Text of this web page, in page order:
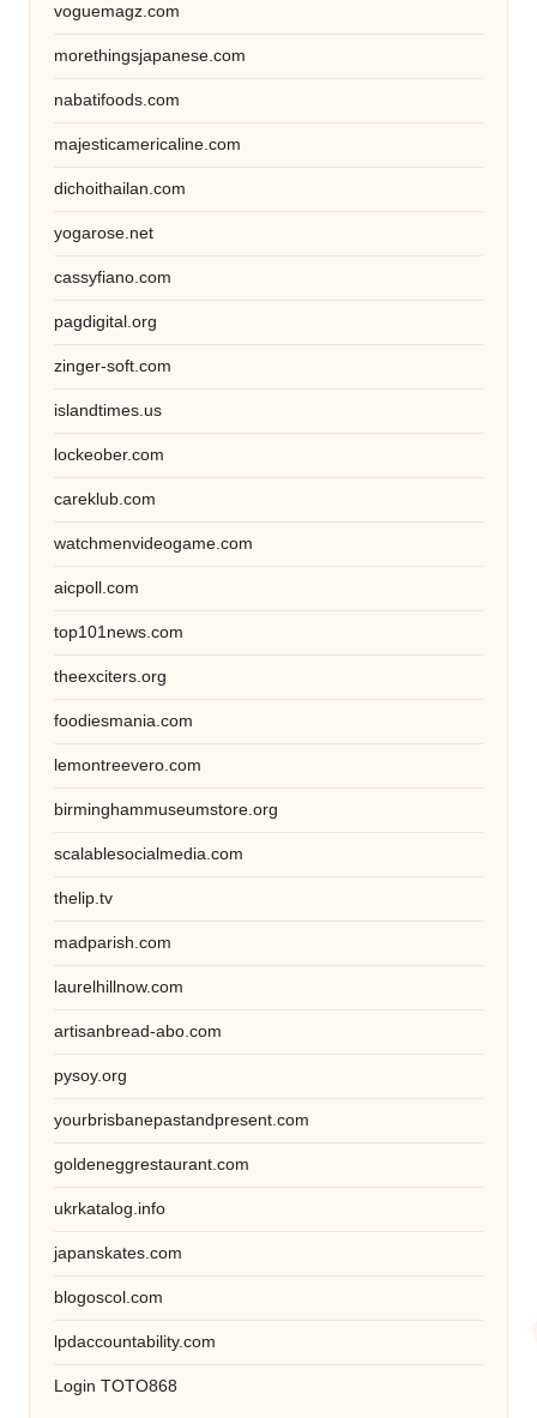
voguemagz.com
morethingsjapanese.com
nabatifoods.com
majesticamericaline.com
dichoithailan.com
yogarose.net
cassyfiano.com
pagdigital.org
zinger-soft.com
islandtimes.us
lockeober.com
careklub.com
watchmenvideogame.com
aicpoll.com
top101news.com
theexciters.org
foodiesmania.com
lemontreevero.com
birminghammuseumstore.org
scalablesocialmedia.com
thelip.tv
madparish.com
laurelhillnow.com
artisanbread-abo.com
pysoy.org
yourbrisbanepastandpresent.com
goldeneggrestaurant.com
ukrkatalog.info
japanskates.com
blogoscol.com
lpdaccountability.com
Login TOTO868